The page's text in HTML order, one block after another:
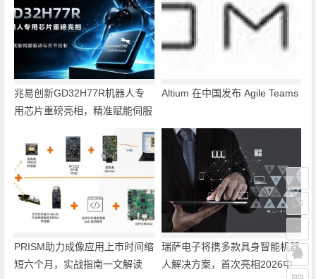
兆易创新GD32H77R机器人专
用芯片重磅亮相，精准赋能伺服
Altium 在中国发布 Agile Teams
PRISM助力成像应用上市时间缩
短六个月，实战指南一文解读
瑞萨电子将携多款具身智能机器
人解决方案，首次亮相2026中